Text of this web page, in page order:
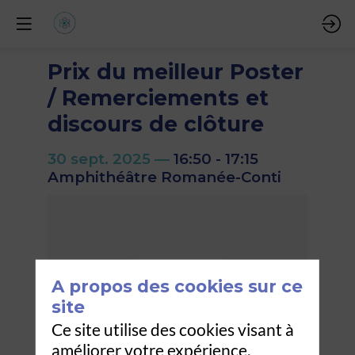
Prix du meilleur Poster
/ Remerciements et
discours de clôture
30 sept. 2025 — 16:50 - 17:15
Amphithéâtre Romanée-Conti
A propos des cookies sur ce
site
Ce site utilise des cookies visant à
améliorer votre expérience.